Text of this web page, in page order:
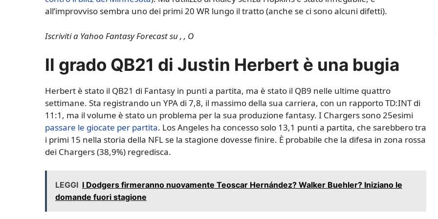
all’improvviso sembra uno dei primi 20 WR lungo il tratto (anche se ci sono alcuni difetti).
Iscriviti a Yahoo Fantasy Forecast su, , O
Il grado QB21 di Justin Herbert è una bugia
Herbert è stato il QB21 di Fantasy in punti a partita, ma è stato il QB9 nelle ultime quattro
settimane. Sta registrando un YPA di 7,8, il massimo della sua carriera, con un rapporto TD:INT di
11:1, ma il volume è stato un problema per la sua produzione fantasy. I Chargers sono 25esimi
passare le giocate per partita. Los Angeles ha concesso solo 13,1 punti a partita, che sarebbero tra
i primi 15 nella storia della NFL se la stagione dovesse finire. È probabile che la difesa in zona rossa
dei Chargers (38,9%) regredisca.
LEGGI I Dodgers firmeranno nuovamente Teoscar Hernández? Walker Buehler? Iniziano le
domande fuori stagione